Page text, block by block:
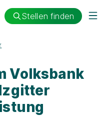
Stellen finden
Volksbank